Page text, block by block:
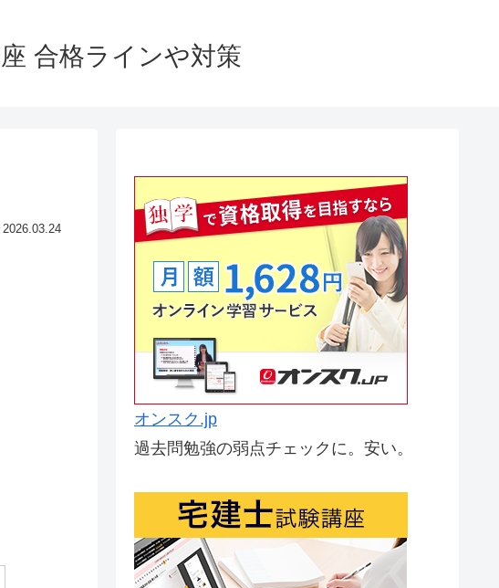
合格ラインや対策
2026.03.24
オンスク.jp
過去問勉強の弱点チェックに。安い。